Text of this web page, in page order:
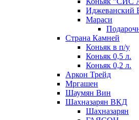
Иджеванский
Мараси
Страна Камней
Коньяк в п/у
Коньяк 0,5 л.
Коньяк 0,2 л.
Аркон Трейд
Мргашен
Шаумян Вин
Шахназарян ВКД
Шахназарян